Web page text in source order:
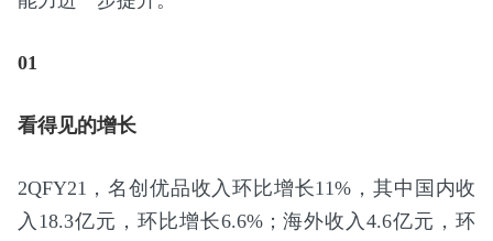
01
看得见的增长
2QFY21，名创优品收入环比增长11%，其中国内收
入18.3亿元，环比增长6.6%；海外收入4.6亿元，环